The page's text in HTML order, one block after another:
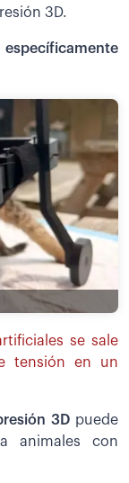
3D.
se sale
tensión en un
3D puede
animales con